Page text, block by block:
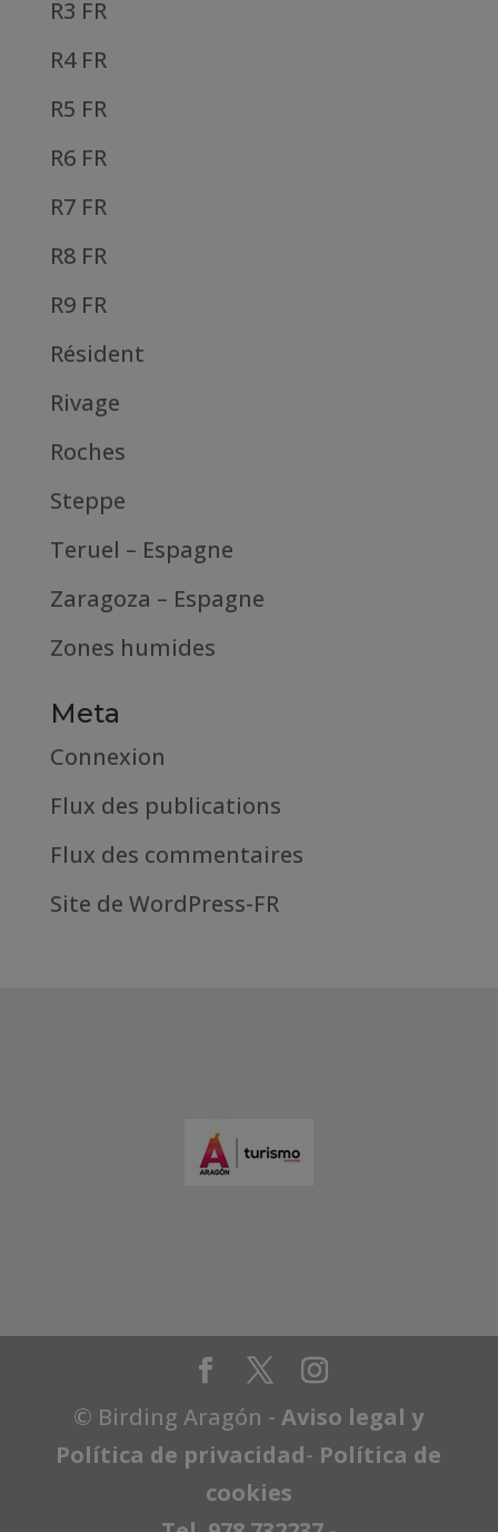
R3 FR
R4 FR
R5 FR
R6 FR
R7 FR
R8 FR
R9 FR
Résident
Rivage
Roches
Steppe
Teruel – Espagne
Zaragoza – Espagne
Zones humides
Meta
Connexion
Flux des publications
Flux des commentaires
Site de WordPress-FR
© Birding Aragón -Aviso legal y
Política de privacidad- Política de
cookies